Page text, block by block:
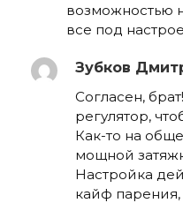
возможностью
все под
Зубков
Согласен,
регулятор,
Как-то на
мощной
Настройка
кайф